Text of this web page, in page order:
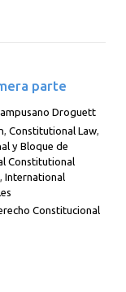
parte
Droguett
,Constitutional Law
y Bloque de
Constitutional
,International
Constitucional